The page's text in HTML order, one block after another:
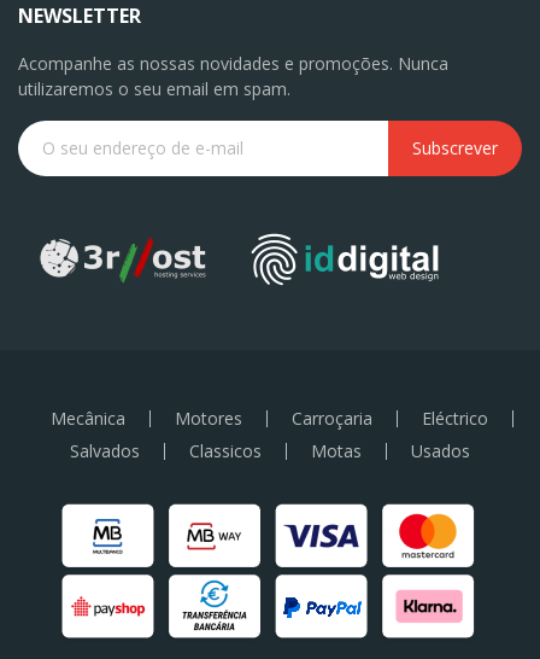
NEWSLETTER
Acompanhe as nossas novidades e promoções. Nunca
utilizaremos o seu email em spam.
Subscrever
Mecânica Motores Carroçaria
Eléctrico
Salvados
Classicos Motas Usados